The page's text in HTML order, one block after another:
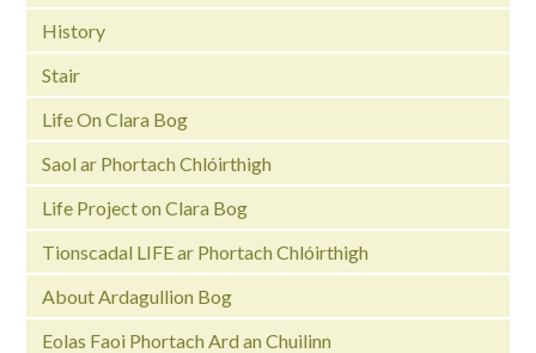
History
Stair
Life On Clara Bog
Saol ar Phortach Chlóirthigh
Life Project on Clara Bog
Tionscadal LIFE ar Phortach Chlóirthigh
About Ardagullion Bog
Eolas Faoi Phortach Ard an Chuilinn